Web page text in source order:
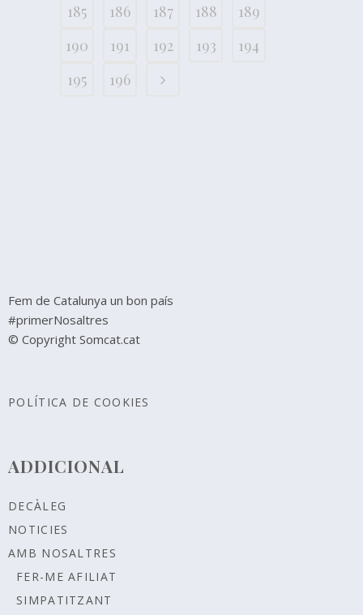
185
186 187 188
189
190
191 192 193
194
195
196
Fem de Catalunya un bon país
#primerNosaltres
© Copyright Somcat.cat
POLÍTICA DE COOKIES
ADDICIONAL
DECÀLEG
NOTICIES
AMB NOSALTRES
FER-ME AFILIAT
SIMPATITZANT